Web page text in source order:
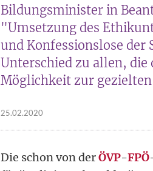
Bildungsminister in
"Umsetzung des
und Konfessionslose
Unterschied zu allen,
Möglichkeit zur gezielten
25.02.2020
Die schon von derÖVP-FPÖ